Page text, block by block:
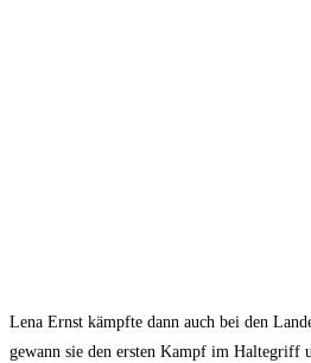
Lena Ernst kämpfte dann auch bei den
gewann sie den ersten Kampf im Haltegriff